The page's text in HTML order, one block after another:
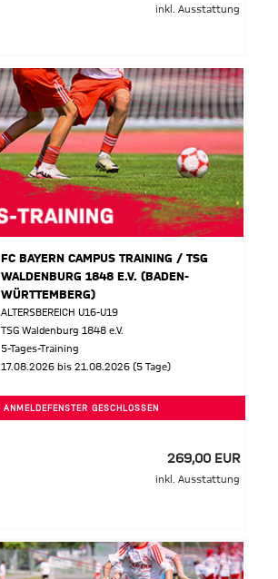
inkl. Ausstattung
FC BAYERN CAMPUS TRAINING / TSG
WALDENBURG 1848 E.V. (BADEN-
WÜRTTEMBERG)
ALTERSBEREICH U16-U19
TSG Waldenburg 1848 e.V.
5-Tages-Training
17.08.2026 bis 21.08.2026 (5 Tage)
ANMELDEFENSTER GESCHLOSSEN
269,00 EUR
inkl. Ausstattung